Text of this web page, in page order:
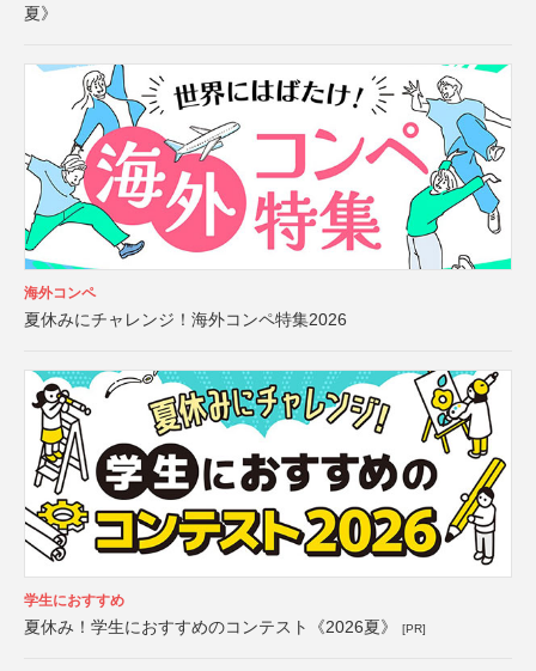
夏》
海外コンペ
夏休みにチャレンジ！海外コンペ特集2026
学生におすすめ
夏休み！学生におすすめのコンテスト《2026夏》 [PR]